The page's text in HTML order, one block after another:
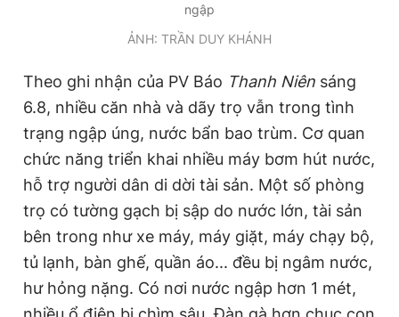
Giấy phép xuất bản số 110/GP - BTTTT cấp ngày 24.3.2020
© 2003-2026 Bản quyền thuộc về Báo Thanh Niên. Cấm sao
ngập
ẢNH: TRẦN DUY KHÁNH
Theo ghi nhận của PV Báo Thanh Niên sáng
6.8, nhiều căn nhà và dãy trọ vẫn trong tình
trạng ngập úng, nước bẩn bao trùm. Cơ quan
chức năng triển khai nhiều máy bơm hút nước,
hỗ trợ người dân di dời tài sản. Một số phòng
trọ có tường gạch bị sập do nước lớn, tài sản
bên trong như xe máy, máy giặt, máy chạy bộ,
tủ lạnh, bàn ghế, quần áo... đều bị ngâm nước,
hư hỏng nặng. Có nơi nước ngập hơn 1 mét,